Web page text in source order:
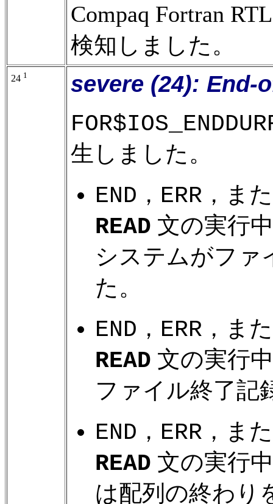
Compaq Fortran
検知しました。
24 1 severe (24): End-
生しました。
END ， ERR ，ま
READ 文の実行
システムがファ
た。
END ， ERR ，ま
READ 文の実行
ファイル終了記
END ， ERR ，ま
READ 文の実行
は配列の終わり